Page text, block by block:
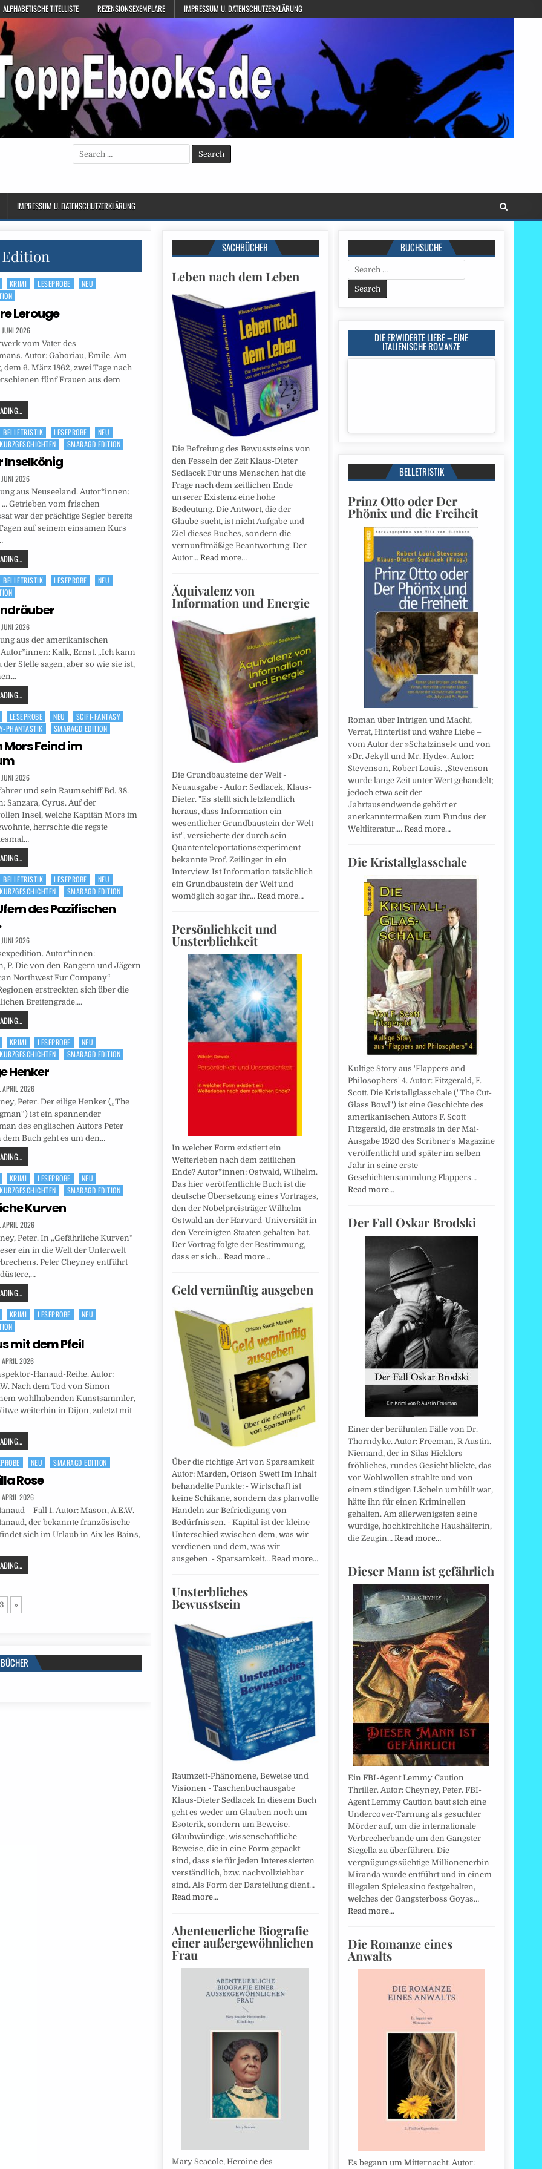
ALPHABETISCHE TITELLISTE REZENSIONSEXEMPLARE IMPRESSUM U. DATENSCHUTZERKLÄRUNG
Search
for:
IMPRESSUM U. DATENSCHUTZERKLÄRUNG
KRIMI LESEPROBE
NEU
Lerouge
JUNI 2026
vom Vater des
Autor: Gaboriau, Émile. Am
dem 6. März 1862, zwei Tage nach
fünf Frauen aus dem
BELLETRISTIK LESEPROBE
NEU
SMARAGD EDITION
Inselkönig
JUNI 2026
aus Neuseeland. Autor*innen:
… Getrieben vom frischen
war der prächtige Segler bereits
auf seinem einsamen Kurs
BELLETRISTIK LESEPROBE
NEU
JUNI 2026
aus der amerikanischen
Kalk, Ernst. „Ich kann
Stelle sagen, aber so wie sie ist,
LESEPROBE NEU
SCIFI-FANTASY
PHANTASTIK
SMARAGD EDITION
Feind im
JUNI 2026
und sein Raumschiff Bd. 38.
Sanzara, Cyrus. Auf der
Insel, welche Kapitän Mors im
herrschte die regste
BELLETRISTIK LESEPROBE
NEU
SMARAGD EDITION
des Pazifischen
JUNI 2026
Autor*innen:
P. Die von den Rangern und Jägern
Northwest Fur Company“
erstreckten sich über die
Breitengrade….
KRIMI LESEPROBE
NEU
SMARAGD EDITION
Henker
APRIL 2026
Peter. Der eilige Henker („The
ist ein spannender
des englischen Autors Peter
dem Buch geht es um den…
KRIMI LESEPROBE
NEU
SMARAGD EDITION
Kurven
APRIL 2026
Peter. In „Gefährliche Kurven“
ein in die Welt der Unterwelt
Peter Cheyney entführt
KRIMI LESEPROBE
NEU
mit dem Pfeil
APRIL 2026
Hanaud-Reihe. Autor:
Nach dem Tod von Simon
wohlhabenden Kunstsammler,
weiterhin in Dijon, zuletzt mit
NEU SMARAGD EDITION
Rose
APRIL 2026
– Fall 1. Autor: Mason, A.E.W.
der bekannte französische
sich im Urlaub in Aix les Bains,
3 »
SACHBÜCHER
Leben nach dem Leben
Die Befreiung des Bewusstseins von
den Fesseln der Zeit Klaus-Dieter
Sedlacek Für uns Menschen hat die
Frage nach dem zeitlichen Ende
unserer Existenz eine hohe
Bedeutung. Die Antwort, die der
Glaube sucht, ist nicht Aufgabe und
Ziel dieses Buches, sondern die
vernunftmäßige Beantwortung. Der
Autor… Read more…
Äquivalenz von
Information und Energie
Die Grundbausteine der Welt -
Neuausgabe - Autor: Sedlacek, Klaus-
Dieter. "Es stellt sich letztendlich
heraus, dass Information ein
wesentlicher Grundbaustein der Welt
ist", versicherte der durch sein
Quantenteleportationsexperiment
bekannte Prof. Zeilinger in ein
Interview. Ist Information tatsächlich
ein Grundbaustein der Welt und
womöglich sogar ihr… Read more…
Persönlichkeit und
Unsterblichkeit
In welcher Form existiert ein
Weiterleben nach dem zeitlichen
Ende? Autor*innen: Ostwald, Wilhelm.
Das hier veröffentlichte Buch ist die
deutsche Übersetzung eines Vortrages,
den der Nobelpreisträger Wilhelm
Ostwald an der Harvard-Universität in
den Vereinigten Staaten gehalten hat.
Der Vortrag folgte der Bestimmung,
dass er sich… Read more…
Geld vernünftig ausgeben
Über die richtige Art von Sparsamkeit
Autor: Marden, Orison Swett Im Inhalt
behandelte Punkte: - Wirtschaft ist
keine Schikane, sondern das planvolle
Handeln zur Befriedigung von
Bedürfnissen. - Kapital ist der kleine
Unterschied zwischen dem, was wir
verdienen und dem, was wir
ausgeben. - Sparsamkeit… Read more…
Unsterbliches
Bewusstsein
Raumzeit-Phänomene, Beweise und
Visionen - Taschenbuchausgabe
Klaus-Dieter Sedlacek In diesem Buch
geht es weder um Glauben noch um
Esoterik, sondern um Beweise.
Glaubwürdige, wissenschaftliche
Beweise, die in eine Form gepackt
sind, dass sie für jeden Interessierten
verständlich, bzw. nachvollziehbar
sind. Als Form der Darstellung dient…
Read more…
Abenteuerliche Biografie
einer außergewöhnlichen
Frau
Mary Seacole, Heroine des
BUCHSUCHE
Search
for:
DIE ERWIDERTE LIEBE – EINE
ITALIENISCHE ROMANZE
BELLETRISTIK
Prinz Otto oder Der
Phönix und die Freiheit
Roman über Intrigen und Macht,
Verrat, Hinterlist und wahre Liebe –
vom Autor der »Schatzinsel« und von
»Dr. Jekyll und Mr. Hyde«. Autor:
Stevenson, Robert Louis. „Stevenson
wurde lange Zeit unter Wert gehandelt;
jedoch etwa seit der
Jahrtausendwende gehört er
anerkanntermaßen zum Fundus der
Weltliteratur.… Read more…
Die Kristallglasschale
Kultige Story aus 'Flappers and
Philosophers' 4. Autor: Fitzgerald, F.
Scott. Die Kristallglasschale ("The Cut-
Glass Bowl") ist eine Geschichte des
amerikanischen Autors F. Scott
Fitzgerald, die erstmals in der Mai-
Ausgabe 1920 des Scribner's Magazine
veröffentlicht und später im selben
Jahr in seine erste
Geschichtensammlung Flappers…
Read more…
Der Fall Oskar Brodski
Einer der berühmten Fälle von Dr.
Thorndyke. Autor: Freeman, R Austin.
Niemand, der in Silas Hicklers
fröhliches, rundes Gesicht blickte, das
vor Wohlwollen strahlte und von
einem ständigen Lächeln umhüllt war,
hätte ihn für einen Kriminellen
gehalten. Am allerwenigsten seine
würdige, hochkirchliche Haushälterin,
die Zeugin… Read more…
Dieser Mann ist gefährlich
Ein FBI-Agent Lemmy Caution
Thriller. Autor: Cheyney, Peter. FBI-
Agent Lemmy Caution baut sich eine
Undercover-Tarnung als gesuchter
Mörder auf, um die internationale
Verbrecherbande um den Gangster
Siegella zu überführen. Die
vergnügungssüchtige Millionenerbin
Miranda wurde entführt und in einem
illegalen Spielcasino festgehalten,
welches der Gangsterboss Goyas…
Read more…
Die Romanze eines
Anwalts
Es begann um Mitternacht. Autor: